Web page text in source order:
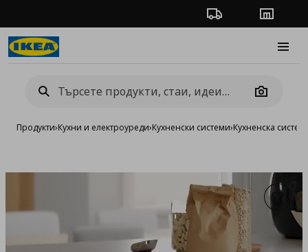
Проследяване на
Camera
Продукти›Кухни и електроуреди›Кухненски системи›Кухненска